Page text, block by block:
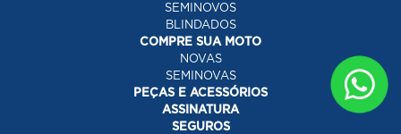
SEMINOVOS
BLINDADOS
COMPRE SUA MOTO
NOVAS
SEMINOVAS
PEÇAS E ACESSÓRIOS
ASSINATURA
SEGUROS